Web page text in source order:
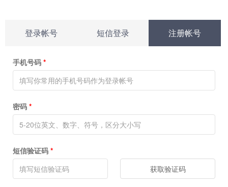
登录帐号 短信登录 注册帐号
手机号码 *
密码 *
短信验证码 *
获取验证码